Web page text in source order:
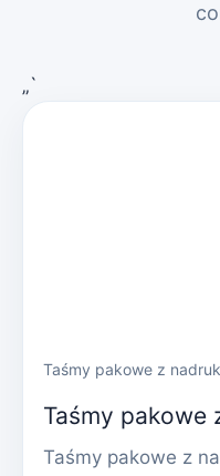
„`
Taśmy pakowe z
Taśmy pakowe
Taśmy pakowe z